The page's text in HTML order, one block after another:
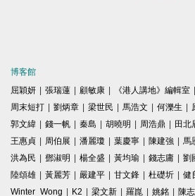
博客館
屈穎妍 | 張瑞蓮 | 顧敏康 | 《港人講地》編輯室 |
周末短打 | 劉炳章 | 梁世民 | 馬浩文 | 何濼生 |
郭文緯 | 錢一帆 | 秦島 | 胡曉明 | 周浩鼎 | 田北
王惠貞 | 周伯展 | 潘麗瓊 | 葉慶寧 | 陳建強 | 馬
洪為民 | 鄧淑明 | 楊全盛 | 黃均瑜 | 錢志庸 | 劉
陸頌雄 | 黃麗芳 | 嚴建平 | 甘文鋒 | 杜礎圻 | 健
Winter Wong | K2 | 梁文新 | 羅崑 | 姚銘 | 陳